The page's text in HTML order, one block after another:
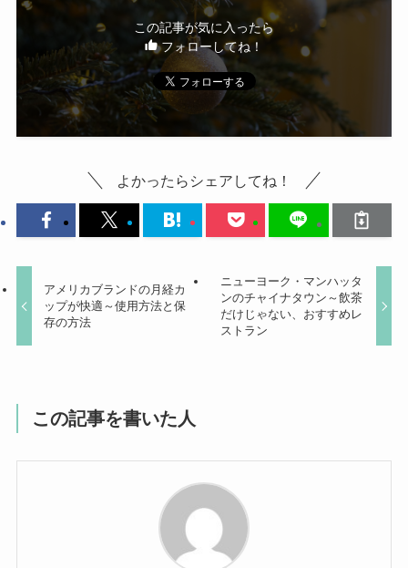
この記事が気に入ったら
フォローしてね！
よかったらシェアしてね！
アメリカブランドの月経カ
ップが快適～使用方法と保
存の方法
ニューヨーク・マンハッタ
ンのチャイナタウン～飲茶
だけじゃない、おすすめレ
ストラン
この記事を書いた人